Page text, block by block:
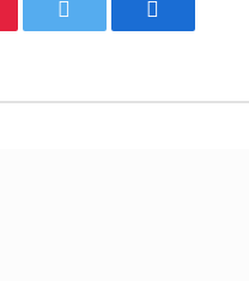
فيسبوك تويتر